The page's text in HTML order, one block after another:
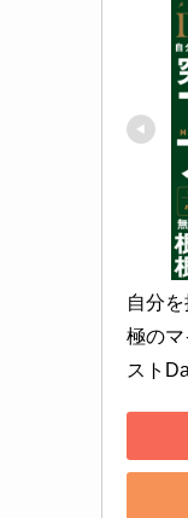
自分
極のマ
スト